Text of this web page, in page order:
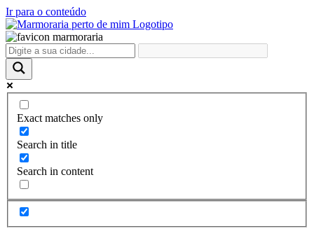
Ir para o conteúdo
Exact matches only
Search in title
Search in content